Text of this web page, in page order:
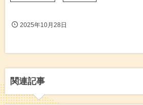
2025年10月28日
関連記事